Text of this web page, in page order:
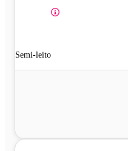
Semi-leito